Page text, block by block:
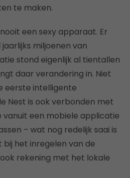
te maken.
een sexy apparaat. Er
miljoenen van
stond eigenlijk al tientallen
daar verandering in. Niet
eerste intelligente
Nest is ook verbonden met
vanuit een mobiele applicatie
– wat nog redelijk saai is
bij het inregelen van de
rekening met het lokale